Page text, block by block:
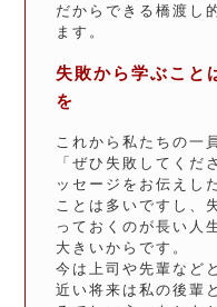
だからできる橋渡し
ます。
失敗から学ぶこと
を
これから私たちの一
「ぜひ失敗してくだ
ッセージをお伝えし
ことは多いですし、
っておくのが長い人
大きいからです。
今は上司や先輩など
近い将来は私の後輩